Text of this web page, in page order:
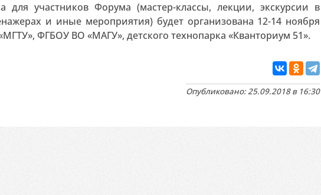
для участников Форума (мастер-классы, лекции, экскурсии в
и иные мероприятия) будет организована 12-14 ноября
ФГБОУ ВО «МАГУ», детского технопарка «Кванториум 51».
Опубликовано: 25.09.2018 в 16:30